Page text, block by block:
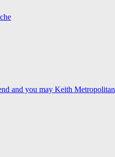
and you may Keith Metropolitan